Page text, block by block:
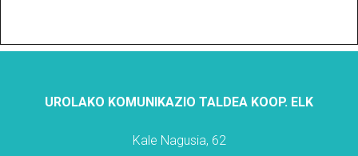
UROLAKO KOMUNIKAZIO TALDEA KOOP. ELK
Kale Nagusia, 62